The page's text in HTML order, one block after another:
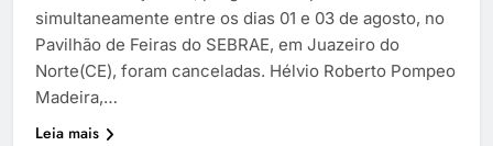
simultaneamente entre os dias 01 e 03 de agosto, no
Pavilhão de Feiras do SEBRAE, em Juazeiro do
Norte(CE), foram canceladas. Hélvio Roberto Pompeo
Madeira,…
Leia mais